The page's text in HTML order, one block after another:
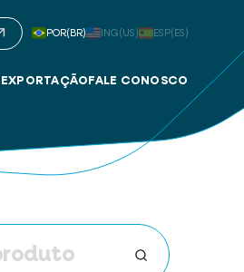
POR(BR) ING(US) ESP(ES)
EXPORTAÇÃO FALE CONOSCO